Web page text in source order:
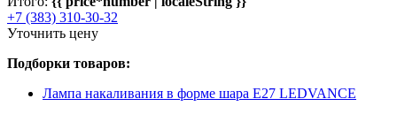
+7 (383) 310-30-32
Уточнить цену
Подборки товаров:
Лампа накаливания в форме шара E27 LEDVANCE